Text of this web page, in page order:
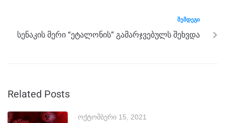
ᲨᲔᲛᲓᲔᲒᲘ
სენაკის მერი “ეტალონის” გამარჯვებულს შეხვდა
Related Posts
ოქტომბერი 15, 2021